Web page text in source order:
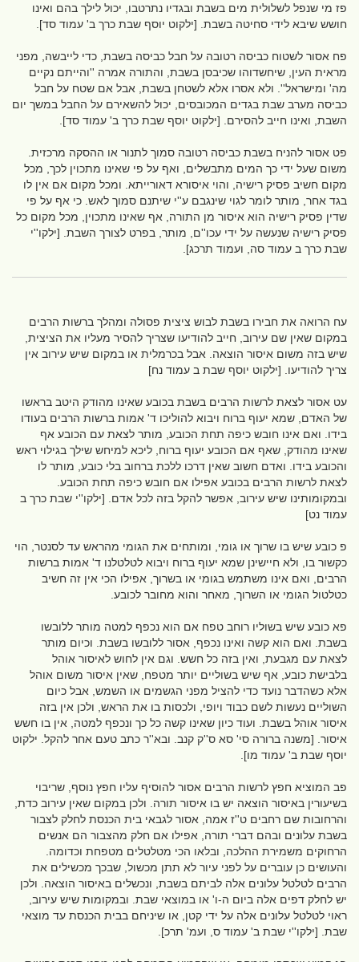
פז מי שנפל לשלולית מים בשבת ובגדיו נתרטבו, יכול לילך בהם ואינו
חושש שיבא לידי סחיטה בשבת. [ילקוט יוסף שבת כרך ב' עמוד סד].
פח אסור לשטוח כביסה רטובה על חבל כביסה בשבת, כדי לייבשה, מפני
מראית העין, שיחשדוהו שכיבסן בשבת, והתורה אמרה ''והייתם נקיים
מה' ומישראל''. ולא אסרו אלא לשטחן בשבת, אבל אם שטח על חבל
כביסה מערב שבת בגדים המכובסים, יכול להשאירם על החבל במשך יום
השבת, ואינו חייב להסירם. [ילקוט יוסף שבת כרך ב' עמוד סד].
פט אסור להניח בשבת כביסה רטובה סמוך לתנור או ההסקה מרכזית.
משום שעל ידי כך המים מתבשלים, ואף על פי שאינו מתכוין לכך, מכל
מקום חשיב פסיק רישיה, והוי איסורא דאורייתא. ומכל מקום אם אין לו
בגד אחר, מותר לומר לגוי שינגבם ע''י שיתנם סמוך לאש. כי אף על פי
שדין פסיק רישיה הוא איסור מן התורה, אף שאינו מתכוין, מכל מקום כל
פסיק רישיה שנעשה על ידי עכו''ם, מותר, בפרט לצורך השבת. [ילקו''י
שבת כרך ב עמוד סה, ועמוד תרכג].
עח הרואה את חבירו בשבת לבוש ציצית פסולה ומהלך ברשות הרבים
במקום שאין שם עירוב, חייב להודיעו שצריך להסיר מעליו את הציצית,
שיש בזה משום איסור הוצאה. אבל בכרמלית או במקום שיש עירוב אין
צריך להודיעו. [ילקוט יוסף שבת ב עמוד נח]
עט אסור לצאת לרשות הרבים בשבת בכובע שאינו מהודק היטב בראשו
של האדם, שמא יעוף ברוח ויבוא להוליכו ד' אמות ברשות הרבים בעודו
בידו. ואם אינו חובש כיפה תחת הכובע, מותר לצאת עם הכובע אף
שאינו מהודק, שאף אם הכובע יעוף ברוח, ליכא למיחש שילך בגילוי ראש
והכובע בידו. ואדם חשוב שאין דרכו ללכת ברחוב בלי כובע, מותר לו
לצאת לרשות הרבים בכובע אפילו אם חובש כיפה תחת הכובע.
ובמקומותינו שיש עירוב, אפשר להקל בזה לכל אדם. [ילקו''י שבת כרך ב
עמוד נט]
פ כובע שיש בו שרוך או גומי, ומותחים את הגומי מהראש עד לסנטר, הוי
כקשור בו, ולא חיישינן שמא יעוף ברוח ויבוא לטלטלנו ד' אמות ברשות
הרבים, ואם אינו משתמש בגומי או בשרוך, אפילו הכי אין זה חשיב
כטלטול הגומי או השרוך, מאחר והוא מחובר לכובע.
פא כובע שיש בשוליו רוחב טפח אם הוא נכפף למטה מותר ללובשו
בשבת. ואם הוא קשה ואינו נכפף, אסור ללובשו בשבת. וכיום מותר
לצאת עם מגבעת, ואין בזה כל חשש. וגם אין לחוש לאיסור אוהל
בלבישת כובע, אף שיש בשוליים יותר מטפח, שאין איסור משום אוהל
אלא כשהדבר נועד כדי להציל מפני הגשמים או השמש, אבל כיום
השוליים נעשות לשם כבוד ויופי, ולכסות בו את הראש, ולכן אין בזה
איסור אוהל בשבת. ועוד כיון שאינו קשה כל כך ונכפף למטה, אין בו חשש
איסור. [משנה ברורה סי' סא ס''ק קנב. ובא''ר כתב טעם אחר להקל. ילקוט
יוסף שבת ב' עמוד מו].
פב המוציא חפץ לרשות הרבים אסור להוסיף עליו חפץ נוסף, שריבוי
בשיעורין באיסור הוצאה יש בו איסור תורה. ולכן במקום שאין עירוב כדת,
והרחובות שם רחבים ט''ז אמה, אסור לגבאי בית הכנסת לחלק לצבור
בשבת עלונים ובהם דברי תורה, אפילו אם חלק מהצבור הם אנשים
הרחוקים משמירת ההלכה, ובלאו הכי מטלטלים מטפחת וכדומה.
והעושים כן עוברים על לפני עיור לא תתן מכשול, שבכך מכשילים את
הרבים לטלטל עלונים אלה לביתם בשבת, ונכשלים באיסור הוצאה. ולכן
יש לחלק דפים אלה ביום ה-ו' או במוצאי שבת. ובמקומות שיש עירוב,
ראוי לטלטל עלונים אלה על ידי קטן, או שיניחם בבית הכנסת עד מוצאי
שבת. [ילקו''י שבת ב' עמוד ס, ועמ' תרכ].